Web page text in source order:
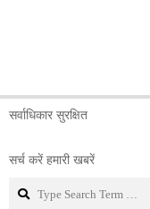
सर्वाधिकार सुरक्षित
सर्च करें हमारी खबरें